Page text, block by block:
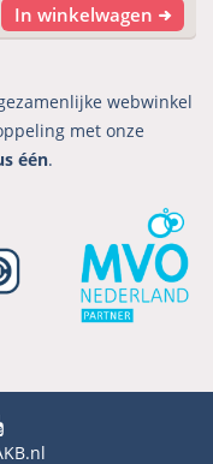
In winkelwagen
webwinkel
met onze
één.